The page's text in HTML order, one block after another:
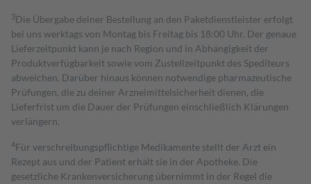
3Die Übergabe deiner Bestellung an den Paketdienstleister erfolgt
bei uns werktags von Montag bis Freitag bis 18:00 Uhr. Der genaue
Lieferzeitpunkt kann je nach Region und in Abhängigkeit der
Produktverfügbarkeit sowie vom Zustellzeitpunkt des Spediteurs
abweichen. Darüber hinaus können notwendige pharmazeutische
Prüfungen, die zu deiner Arzneimittelsicherheit dienen, die
Lieferfrist um die Dauer der Prüfungen einschließlich Klärungen
verlängern.
4Für verschreibungspflichtige Medikamente stellt der Arzt ein
Rezept aus und der Patient erhält sie in der Apotheke. Die
gesetzliche Krankenversicherung übernimmt in der Regel die